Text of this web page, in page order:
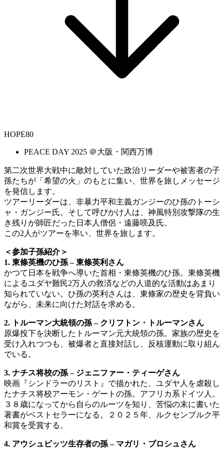
HOPE80
PEACE DAY 2025 ＠大阪・関西万博
第二次世界大戦中に敵対していた政治リーダーや被害者の子
孫たちが「希望の火」のもとに集い、世界を旅しメッセージ
を発信します。
ツアーリーダーは、非暴力平和主義ガンジーのひ孫のトーシ
ャ・ガンジー氏。そして呼びかけ人は、神風特別攻撃隊の生
き残りが師匠だった日本人僧侶・遠藤喨及氏。
この2人がツアーを率い、世界を旅します。
＜参加子孫紹介＞
1. 東條英機のひ孫 – 東條英利さん
かつて日本を戦争へ導いた首相・東條英機のひ孫。東條英機
によるユダヤ難民2万人の救済などの人道的な活動はあまり
知られていない。ひ孫の英利さんは、東條家の歴史を背負い
ながら、未来に向けた対話を求める。
2. トルーマン大統領の孫 – クリフトン・トルーマンさん
原爆投下を決断したトルーマン元大統領の孫。家族の歴史を
受け入れつつも、被爆者と直接対話し、反核運動に取り組ん
でいる。
3. ナチス将校の孫 – ジェニファー・ティーゲさん
映画『シンドラーのリスト』で描かれた、ユダヤ人を虐殺し
たナチス将校アーモン・ゲートの孫。アフリカ系ドイツ人。
３８歳になってから自らのルーツを知り、苦悩の末に書いた
著書がベストセラーになる。２０２５年、ルクセンブルク平
和賞を受賞する。
4. アウシュビッツ生存者の孫 – マガリ・ブロシュさん